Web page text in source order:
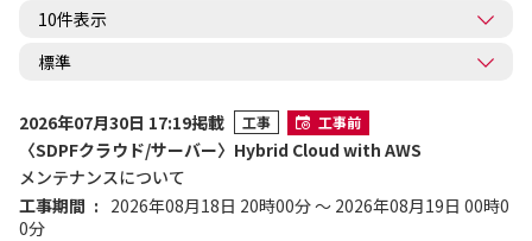
2026年07月30日 17:19掲載 工事 工事前
〈SDPFクラウド/サーバー〉Hybrid Cloud with AWS
メンテナンスについて
工事期間
2026年08月18日 20時00分 ～ 2026年08月19日 00時0
0分